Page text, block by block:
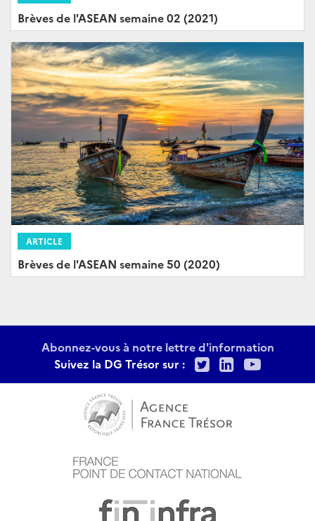
Brèves de l'ASEAN semaine 02 (2021)
ARTICLE
Brèves de l'ASEAN semaine 50 (2020)
Abonnez-vous à notre lettre d'information
Suivez la DG Trésor sur :
TwitterLinkedIn